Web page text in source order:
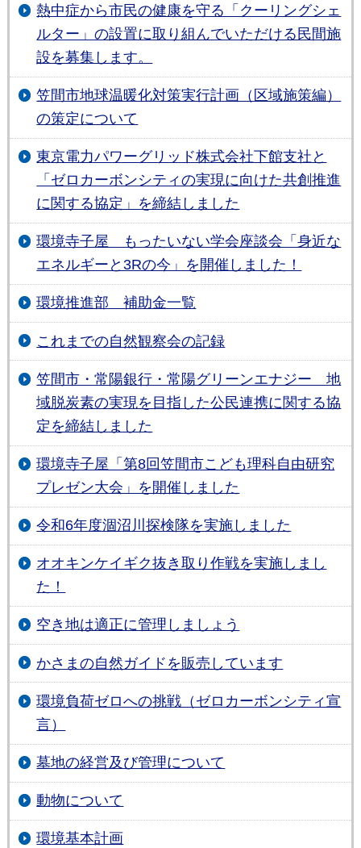
熱中症から市民の健康を守る「クーリングシェ
ルター」の設置に取り組んでいただける民間施
設を募集します。
笠間市地球温暖化対策実行計画（区域施策編）
の策定について
東京電力パワーグリッド株式会社下館支社と
「ゼロカーボンシティの実現に向けた共創推進
に関する協定」を締結しました
環境寺⼦屋 もったいない学会座談会「⾝近な
エネルギーと3Rの今」を開催しました！
環境推進部 補助金一覧
これまでの自然観察会の記録
笠間市・常陽銀行・常陽グリーンエナジー 地
域脱炭素の実現を目指した公民連携に関する協
定を締結しました
環境寺子屋「第8回笠間市こども理科自由研究
プレゼン大会」を開催しました
令和6年度涸沼川探検隊を実施しました
オオキンケイギク抜き取り作戦を実施しまし
た！
空き地は適正に管理しましょう
かさまの自然ガイドを販売しています
環境負荷ゼロへの挑戦（ゼロカーボンシティ宣
言）
墓地の経営及び管理について
動物について
環境基本計画